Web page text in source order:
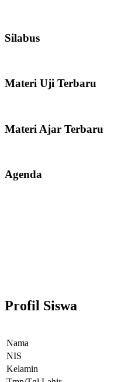
Silabus
Materi Uji Terbaru
Materi Ajar Terbaru
Agenda
Profil Siswa
Nama
NIS
Kelamin